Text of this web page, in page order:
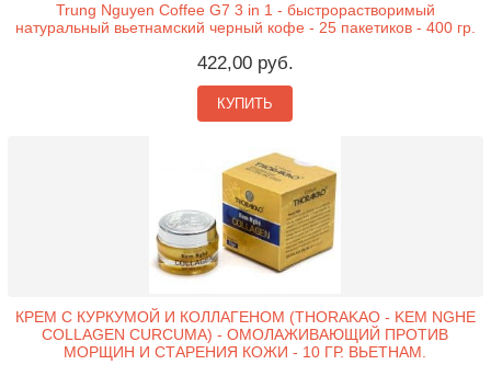
Trung Nguyen Coffee G7 3 in 1 - быстрорастворимый
натуральный вьетнамский черный кофе - 25 пакетиков - 400 гр.
422,00 руб.
КУПИТЬ
КРЕМ С КУРКУМОЙ И КОЛЛАГЕНОМ (THORAKAO - KEM NGHE
COLLAGEN CURCUMA) - ОМОЛАЖИВАЮЩИЙ ПРОТИВ
МОРЩИН И СТАРЕНИЯ КОЖИ - 10 ГР. ВЬЕТНАМ.